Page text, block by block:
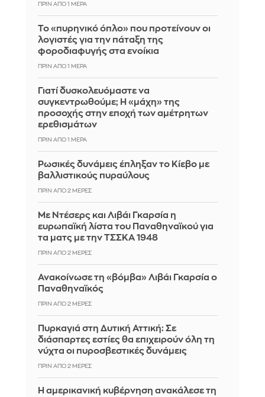
ΠΡΙΝ ΑΠΌ 1 ΜΈΡΑ
Το «πυρηνικό όπλο» που προτείνουν οι
λογιστές για την πάταξη της
φοροδιαφυγής στα ενοίκια
ΠΡΙΝ ΑΠΌ 1 ΜΈΡΑ
Γιατί δυσκολευόμαστε να
συγκεντρωθούμε; Η «μάχη» της
προσοχής στην εποχή των αμέτρητων
ερεθισμάτων
ΠΡΙΝ ΑΠΌ 1 ΜΈΡΑ
Ρωσικές δυνάμεις έπληξαν το Κίεβο με
βαλλιστικούς πυραύλους
ΠΡΙΝ ΑΠΌ 2 ΜΈΡΕΣ
Με Ντέσερς και Λιβάι Γκαρσία η
ευρωπαϊκή λίστα του Παναθηναϊκού για
τα ματς με την ΤΣΣΚΑ 1948
ΠΡΙΝ ΑΠΌ 2 ΜΈΡΕΣ
Ανακοίνωσε τη «βόμβα» Λιβάι Γκαρσία ο
Παναθηναϊκός
ΠΡΙΝ ΑΠΌ 2 ΜΈΡΕΣ
Πυρκαγιά στη Δυτική Αττική: Σε
διάσπαρτες εστίες θα επιχειρούν όλη τη
νύχτα οι πυροσβεστικές δυνάμεις
ΠΡΙΝ ΑΠΌ 2 ΜΈΡΕΣ
Η αμερικανική κυβέρνηση ανακάλεσε τη